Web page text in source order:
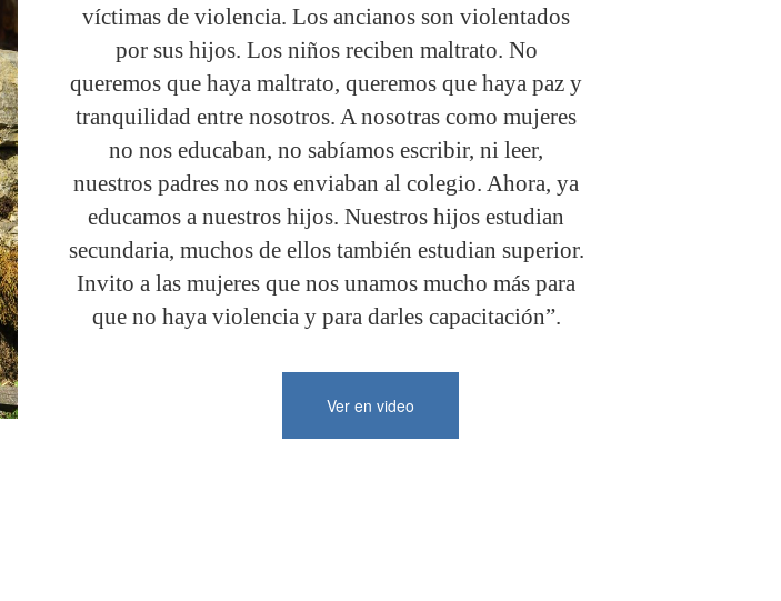
víctimas de violencia. Los ancianos son violentados
por sus hijos. Los niños reciben maltrato. No
queremos que haya maltrato, queremos que haya paz y
tranquilidad entre nosotros. A nosotras como mujeres
no nos educaban, no sabíamos escribir, ni leer,
nuestros padres no nos enviaban al colegio. Ahora, ya
educamos a nuestros hijos. Nuestros hijos estudian
secundaria, muchos de ellos también estudian superior.
Invito a las mujeres que nos unamos mucho más para
que no haya violencia y para darles capacitación”.
Ver en video